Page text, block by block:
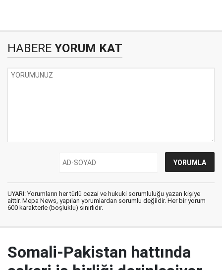
HABERE YORUM KAT
UYARI: Yorumların her türlü cezai ve hukuki sorumluluğu yazan kişiye
aittir. Mepa News, yapılan yorumlardan sorumlu değildir. Her bir yorum
600 karakterle (boşluklu) sınırlıdır.
Somali-Pakistan hattında